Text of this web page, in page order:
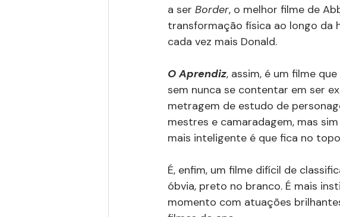
a ser Border, o melhor filme de
transformação física ao longo da
cada vez mais Donald.
O Aprendiz, assim, é um filme
sem nunca se contentar em ser
metragem de estudo de
mestres e camaradagem, mas
mais inteligente é que fica no
É, enfim, um filme difícil de
óbvia, preto no branco. É mais
momento com atuações